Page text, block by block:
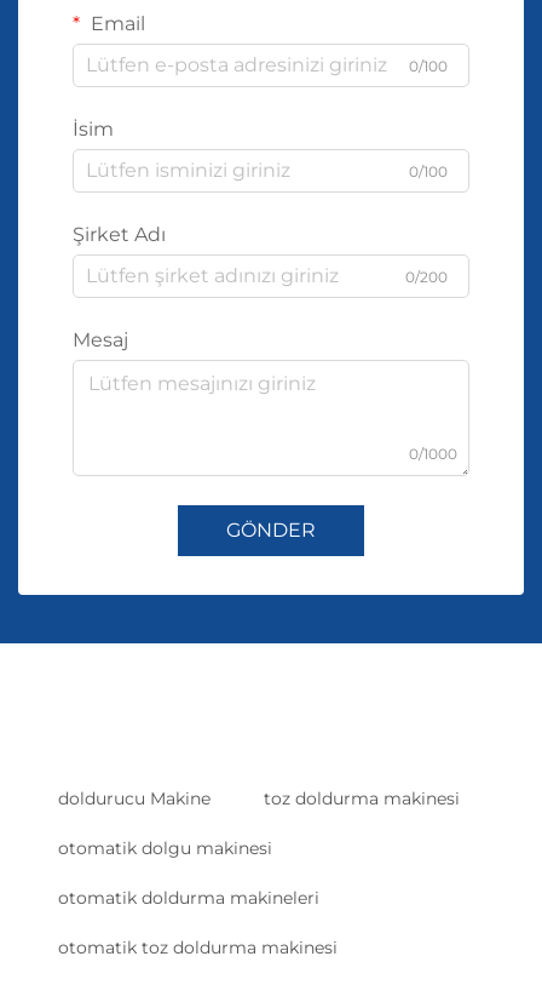
Email
0/100
İsim
0/100
Şirket Adı
0/200
Mesaj
0/1000
GÖNDER
doldurucu Makine toz doldurma makinesi
otomatik dolgu makinesi
otomatik doldurma makineleri
otomatik toz doldurma makinesi